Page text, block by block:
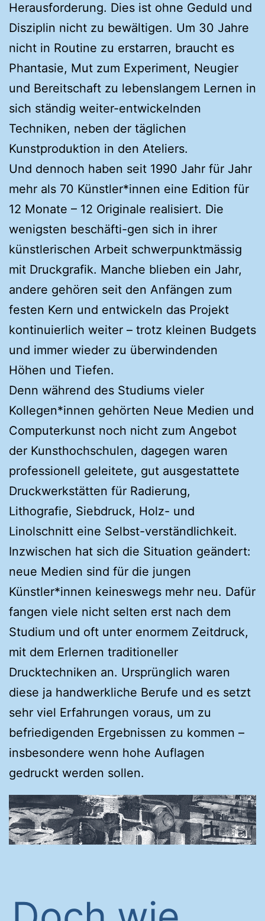
Herausforderung. Dies ist ohne Geduld und
Disziplin nicht zu bewältigen. Um 30 Jahre
nicht in Routine zu erstarren, braucht es
Phantasie, Mut zum Experiment, Neugier
und Bereitschaft zu lebenslangem Lernen in
sich ständig weiter-entwickelnden
Techniken, neben der täglichen
Kunstproduktion in den Ateliers.
Und dennoch haben seit 1990 Jahr für Jahr
mehr als 70 Künstler*innen eine Edition für
12 Monate – 12 Originale realisiert. Die
wenigsten beschäfti-gen sich in ihrer
künstlerischen Arbeit schwerpunktmässig
mit Druckgrafik. Manche blieben ein Jahr,
andere gehören seit den Anfängen zum
festen Kern und entwickeln das Projekt
kontinuierlich weiter – trotz kleinen Budgets
und immer wieder zu überwindenden
Höhen und Tiefen.
Denn während des Studiums vieler
Kollegen*innen gehörten Neue Medien und
Computerkunst noch nicht zum Angebot
der Kunsthochschulen, dagegen waren
professionell geleitete, gut ausgestattete
Druckwerkstätten für Radierung,
Lithografie, Siebdruck, Holz- und
Linolschnitt eine Selbst-verständlichkeit.
Inzwischen hat sich die Situation geändert:
neue Medien sind für die jungen
Künstler*innen keineswegs mehr neu. Dafür
fangen viele nicht selten erst nach dem
Studium und oft unter enormem Zeitdruck,
mit dem Erlernen traditioneller
Drucktechniken an. Ursprünglich waren
diese ja handwerkliche Berufe und es setzt
sehr viel Erfahrungen voraus, um zu
befriedigenden Ergebnissen zu kommen –
insbesondere wenn hohe Auflagen
gedruckt werden sollen.